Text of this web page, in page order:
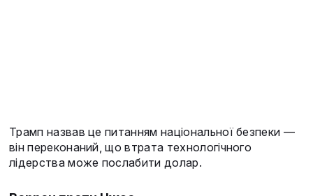
Трамп назвав це питанням національної безпеки —
він переконаний, що втрата технологічного
лідерства може послабити долар.